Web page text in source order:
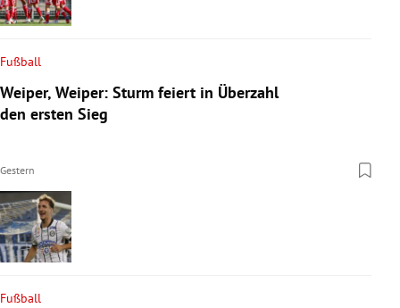
Fußball
Weiper, Weiper: Sturm feiert in Überzahl
den ersten Sieg
Gestern
Fußball